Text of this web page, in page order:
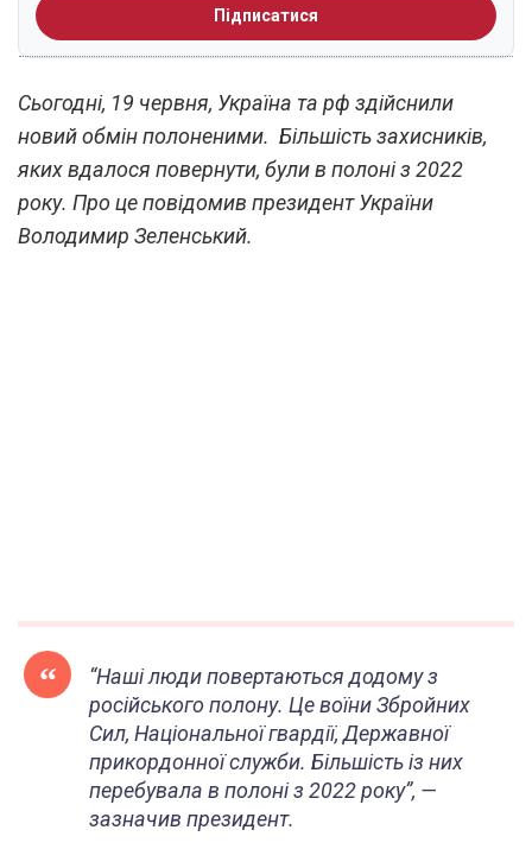
Підписатися
Сьогодні, 19 червня, Україна та рф здійснили
новий обмін полоненими. Більшість захисників,
яких вдалося повернути, були в полоні з 2022
року. Про це повідомив президент України
Володимир Зеленський.
“Наші люди повертаються додому з
російського полону. Це воїни Збройних
Сил, Національної гвардії, Державної
прикордонної служби. Більшість із них
перебувала в полоні з 2022 року”, —
зазначив президент.